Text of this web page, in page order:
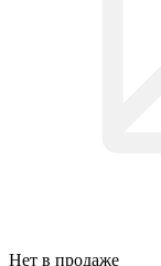
Нет в продаже